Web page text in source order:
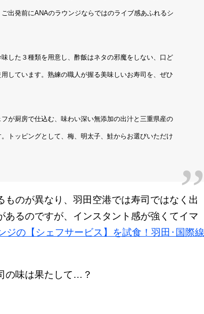
出発前にANAのラウンジならではのライブ感あふれるシ
味した３種類を用意し、酢飯はネタの邪魔をしない、口ど
しています。 熟練の職人が握る美味しいお寿司を、ぜひ
フが厨房で仕込む、味わい深い無添加の出汁と三重県産の
トッピングとして、梅、明太子、鮭からお選びいただけ
のが異なり、羽田空港では寿司ではなく出
あるのですが、インスタント感が強くてイマ
ジの【シェフサービス】を試食！羽田･国際線
の味は果たして…？